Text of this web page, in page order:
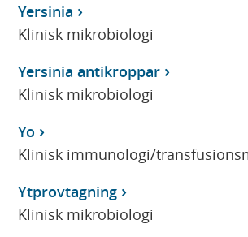
Yersinia
Klinisk mikrobiologi
Yersinia antikroppar
Klinisk mikrobiologi
Yo
Klinisk immunologi/
Ytprovtagning
Klinisk mikrobiologi